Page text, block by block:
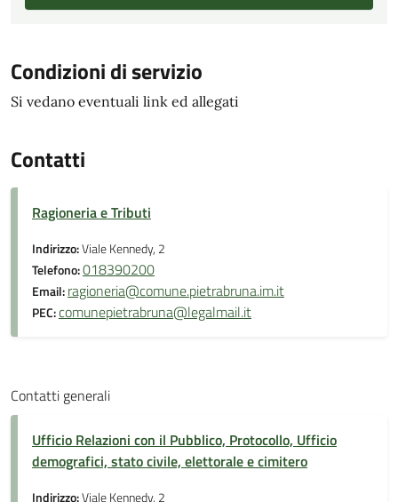
Condizioni di servizio
Si vedano eventuali link ed allegati
Contatti
Ragioneria e Tributi
Indirizzo:Viale Kennedy, 2
Telefono:018390200
Email:ragioneria@comune.pietrabruna.im.it
PEC:comunepietrabruna@legalmail.it
Contatti generali
Ufficio Relazioni con il Pubblico, Protocollo, Ufficio
demografici, stato civile, elettorale e cimitero
Indirizzo:Viale Kennedy, 2